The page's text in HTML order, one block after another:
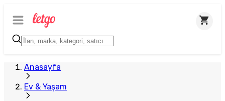
Anasayfa
Ev & Yaşam